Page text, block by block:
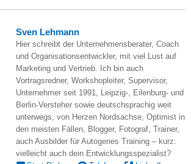
Sven Lehmann
Hier schreibt der Unternehmensberater, Coach
und Organisationsentwickler, mit viel Lust auf
Marketing und Vertrieb. Ich bin auch
Vortragsredner, Workshopleiter, Supervisor,
Unternehmer seit 1991, Leipzig-, Eilenburg- und
Berlin-Versteher sowie deutschsprachig weit
unterwegs, von Herzen Nordsachse, Optimist in
den meisten Fällen, Blogger, Fotograf, Trainer,
auch Ausbilder für Autogenes Training – kurz:
vielleicht auch dein Entwicklungsspezialist?